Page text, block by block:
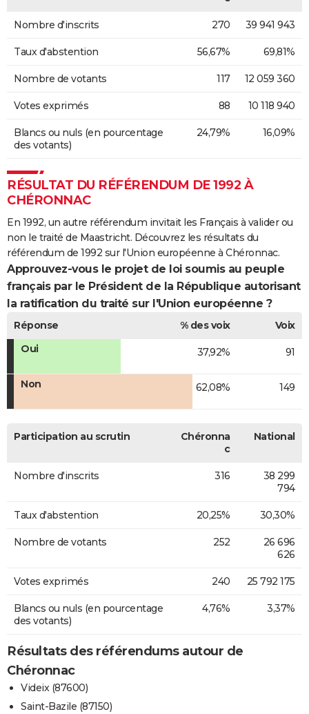
Nombre d'inscrits 270 39 941 943
Taux d'abstention 56,67% 69,81%
Nombre de votants 117 12 059 360
Votes exprimés 88 10 118 940
Blancs ou nuls (en pourcentage
des votants)
24,79% 16,09%
RÉSULTAT DU RÉFÉRENDUM DE 1992 À
CHÉRONNAC
En 1992, un autre référendum invitait les Français à valider ou
non le traité de Maastricht. Découvrez les résultats du
référendum de 1992 sur l'Union européenne à Chéronnac.
Approuvez-vous le projet de loi soumis au peuple
français par le Président de la République autorisant
la ratification du traité sur l'Union européenne ?
Réponse % des voix
Voix
Oui
37,92% 91
Non 62,08% 149
Participation au scrutin
Chéronna
c
National
Nombre d'inscrits 316
38 299
794
Taux d'abstention 20,25% 30,30%
Nombre de votants 252
26 696
626
Votes exprimés 240 25 792 175
Blancs ou nuls (en pourcentage
des votants)
4,76% 3,37%
Résultats des référendums autour de
Chéronnac
Videix (87600)
Saint-Bazile (87150)